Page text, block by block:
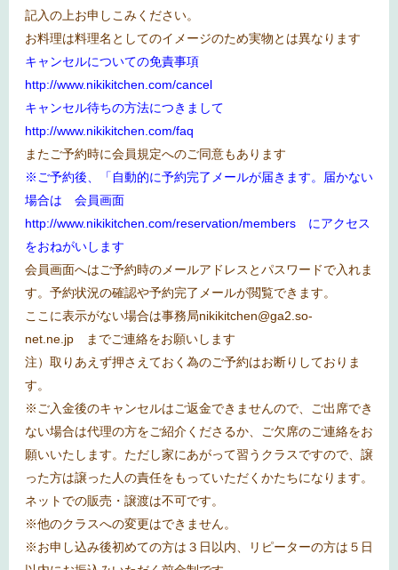
記入の上お申しこみください。
お料理は料理名としてのイメージのため実物とは異なります
キャンセルについての免責事項
http://www.nikikitchen.com/cancel
キャンセル待ちの方法につきまして
http://www.nikikitchen.com/faq
またご予約時に会員規定へのご同意もあります
※ご予約後、「自動的に予約完了メールが届きます。届かない
場合は 会員画面
http://www.nikikitchen.com/reservation/members にアクセス
をおねがいします
会員画面へはご予約時のメールアドレスとパスワードで入れま
す。予約状況の確認や予約完了メールが閲覧できます。
ここに表示がない場合は事務局nikikitchen@ga2.so-
net.ne.jp までご連絡をお願いします
注）取りあえず押さえておく為のご予約はお断りしておりま
す。
※ ご入金後のキャンセルはご返金できませんので、ご出席でき
ない場合は代理の方をご紹介くださるか、ご欠席のご連絡をお
願いいたします。ただし家にあがって習うクラスですので、譲
った方は譲った人の責任をもっていただくかたちになります。
ネットでの販売・譲渡は不可です。
※他のクラスへの変更はできません。
※お申し込み後初めての方は３日以内、リピーターの方は５日